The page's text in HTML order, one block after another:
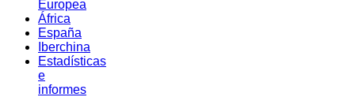
Europea
África
España
Iberchina
Estadísticas
e
informes